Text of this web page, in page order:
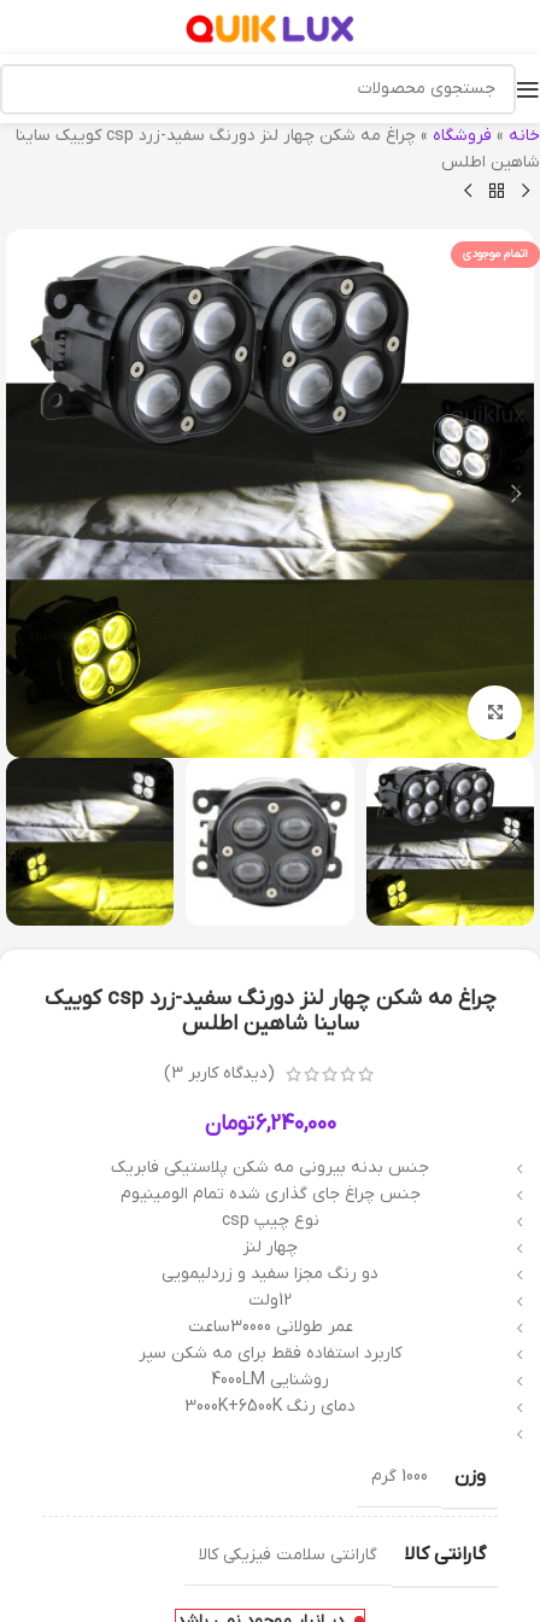
خانه » فروشگاه »
چراغ مه شکن چهار لنز دورنگ سفید-زرد csp کوییک ساینا
شاهین اطلس
اتمام موجودی
بزرگنمایی تصویر
چراغ مه شکن چهار لنز دورنگ سفید-زرد csp کوییک
ساینا شاهین اطلس
(دیدگاه کاربر 3
)
6,240,000تومان
جنس بدنه بیرونی مه شکن پلاستیکی فابریک
جنس چراغ جای گذاری شده تمام الومینیوم
نوع چیپ csp
چهار لنز
دو رنگ مجزا سفید و زردلیمویی
12ولت
عمر طولانی 30000ساعت
کاربرد استفاده فقط برای مه شکن سپر
روشنایی 4000LM
دمای رنگ 3000K+6500K
وزن 1000 گرم
گارانتی کالا گارانتی سلامت فیزیکی کالا